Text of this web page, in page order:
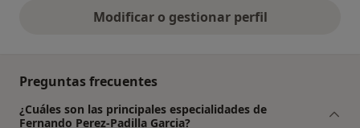
Modificar o gestionar perfil
Preguntas frecuentes
¿Cuáles son las principales especialidades de
Fernando Perez-Padilla Garcia?